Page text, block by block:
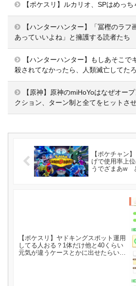
【ポケスリ】ルカリオ、SPはめっ
【ハンターハンター】「冨樫のラフ
あっていいよね」と擁護する読者たち
【ハンターハンター】もしあそこで
殺されてなかったら、人類滅亡してたろ
【原神】原神のmiHoYoはなぜオー
クション、ターン制と全てをヒットさ
【ポケチャン
げで使用率上
うでざまあw
【ポケスリ】ヤドキングスポット運用
してる人おる？1体だけ他と40くらい
元気が違うケースとかに出せたらいい